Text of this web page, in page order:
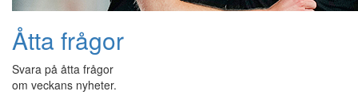
Åtta frågor
Svara på åtta frågor
om veckans nyheter.